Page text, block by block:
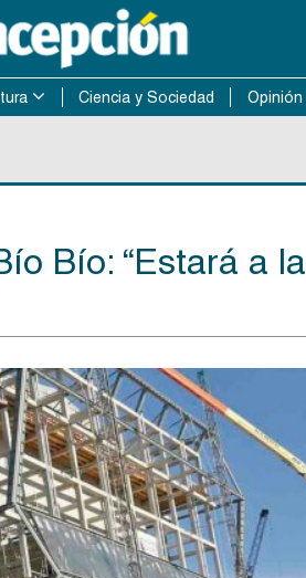
Ciencia y Sociedad Opinión
Bío: “Estará a la